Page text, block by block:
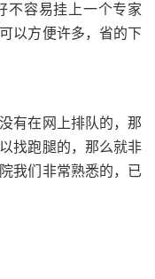
不容易挂上一个专家
以方便许多，省的下
有在网上排队的，那
找跑腿的，那么就非
我们非常熟悉的，已